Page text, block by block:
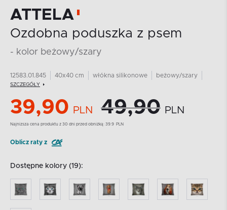
ATTELA
Ozdobna poduszka z psem
- kolor beżowy/szary
12583.01.845 40x40 cm włókna silikonowe beżowy/szary
SZCZEGÓŁY
39,90 PLN 49,90 PLN
Najnizsza cena produktu z 30 dni przed obniżką: 39.9 PLN
Oblicz raty z
Dostępne kolory (19):